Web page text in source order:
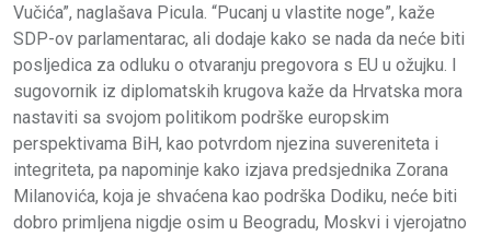
Vučića”, naglašava Picula. “Pucanj u vlastite noge”, kaže
SDP-ov parlamentarac, ali dodaje kako se nada da neće biti
posljedica za odluku o otvaranju pregovora s EU u ožujku. I
sugovornik iz diplomatskih krugova kaže da Hrvatska mora
nastaviti sa svojom politikom podrške europskim
perspektivama BiH, kao potvrdom njezina suvereniteta i
integriteta, pa napominje kako izjava predsjednika Zorana
Milanovića, koja je shvaćena kao podrška Dodiku, neće biti
dobro primljena nigdje osim u Beogradu, Moskvi i vjerojatno